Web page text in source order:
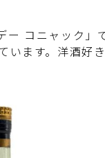
ー コニャック
います。洋酒好